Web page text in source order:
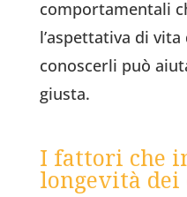
comportamentali
l’aspettativa di vita
conoscerli può
giusta.
I fattori che
longevità dei